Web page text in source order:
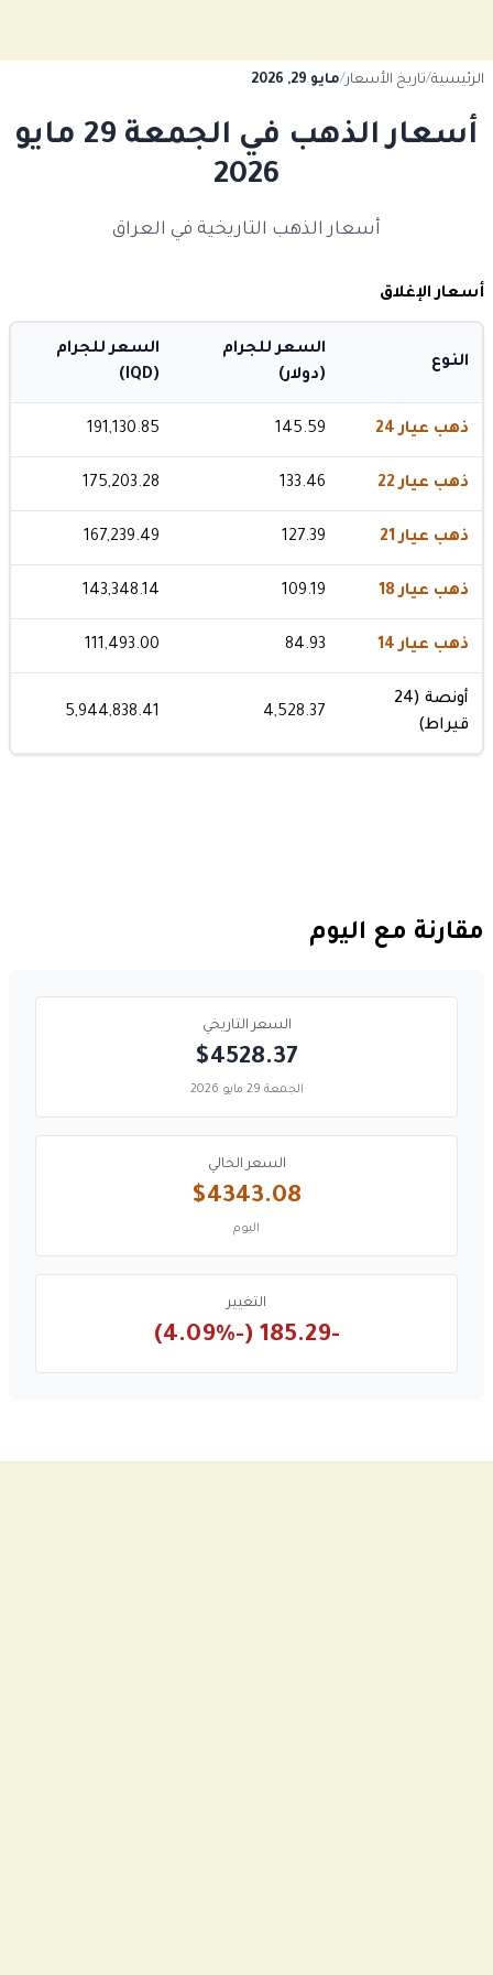
الرئيسية/تاريخ الأسعار/مايو 29, 2026
أسعار الذهب في الجمعة 29 مايو
2026
أسعار الذهب التاريخية في العراق
أسعار الإغلاق
النوع
السعر للجرام
(دولار)
السعر للجرام
(IQD)
ذهب عيار 24 145.59
191,130.85
ذهب عيار 22 133.46
175,203.28
ذهب عيار 21 127.39
167,239.49
ذهب عيار 18 109.19
143,348.14
ذهب عيار 14 84.93
111,493.00
أونصة (24
قيراط)
4,528.37
5,944,838.41
مقارنة مع اليوم
السعر التاريخي
$4528.37
الجمعة 29 مايو 2026
السعر الحالي
$4343.08
اليوم
التغيير
-185.29 (-4.09%)